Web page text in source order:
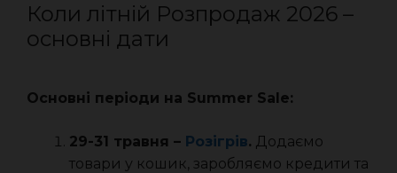
Коли літній Розпродаж 2026 –
основні дати
Основні періоди на Summer Sale:
29-31 травня – Розігрів. Додаємо
товари у кошик, заробляємо кредити та